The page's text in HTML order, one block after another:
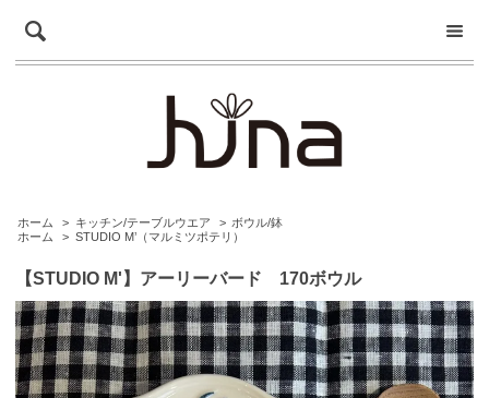
ホーム > キッチン/テーブルウエア > ボウル/鉢
ホーム
> STUDIO M’（マルミツポテリ）
【STUDIO M'】アーリーバード 170ボウル